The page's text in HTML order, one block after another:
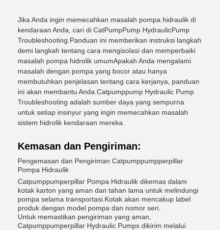
Jika Anda ingin memecahkan masalah pompa hidraulik di
kendaraan Anda, cari di CatPumpPump HydraulicPump
Troubleshooting.Panduan ini memberikan instruksi langkah
demi langkah tentang cara mengisolasi dan memperbaiki
masalah pompa hidrolik umumApakah Anda mengalami
masalah dengan pompa yang bocor atau hanya
membutuhkan penjelasan tentang cara kerjanya, panduan
ini akan membantu Anda.Catpumppump Hydraulic Pump
Troubleshooting adalah sumber daya yang sempurna
untuk setiap insinyur yang ingin memecahkan masalah
sistem hidrolik kendaraan mereka.
Kemasan dan Pengiriman:
Pengemasan dan Pengiriman Catpumppumpperpillar
Pompa Hidraulik
Catpumppumperpillar Pompa Hidraulik dikemas dalam
kotak karton yang aman dan tahan lama untuk melindungi
pompa selama transportasi.Kotak akan mencakup label
produk dengan model pompa dan nomor seri.
Untuk memastikan pengiriman yang aman,
Catpumppumperpillar Hydraulic Pumps dikirim melalui